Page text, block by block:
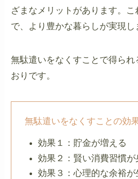
ざまなメリットがあります。こ
で、より豊かな暮らしが実現し
無駄遣いをなくすことで得られ
おりです。
無駄遣いをなくすことの効
効果１：貯金が増える
効果２：賢い消費習慣が
効果３：心理的な余裕が